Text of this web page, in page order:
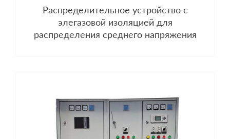
Распределительное устройство с
элегазовой изоляцией для
распределения среднего напряжения